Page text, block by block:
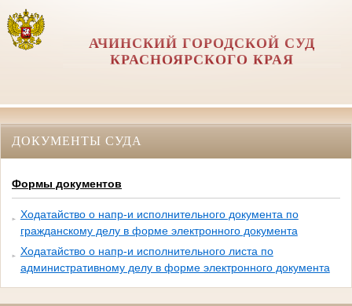
АЧИНСКИЙ ГОРОДСКОЙ СУД
КРАСНОЯРСКОГО КРАЯ
ДОКУМЕНТЫ СУДА
Формы документов
Ходатайство о напр-и исполнительного документа по
гражданскому делу в форме электронного документа
Ходатайство о напр-и исполнительного листа по
административному делу в форме электронного документа